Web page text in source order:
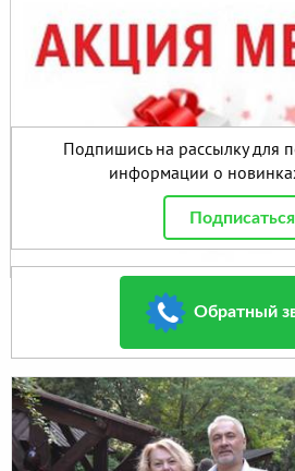
c 01.01.2026 до 31.01.2026
Промоушен на январь 2026 года
Подпишись на рассылку для
информации о
Подписаться
Обратный